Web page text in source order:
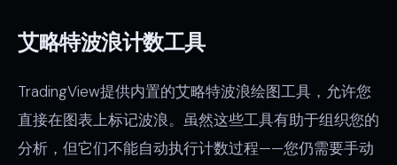
艾略特波浪计数工具
TradingView提供内置的艾略特波浪绘图工具，允许您
直接在图表上标记波浪。虽然这些工具有助于组织您的
分析，但它们不能自动执行计数过程——您仍需要手动